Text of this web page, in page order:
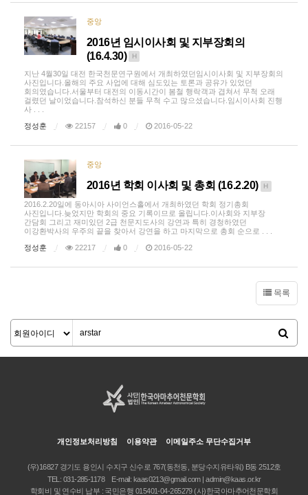
중앙
2016년 임시이사회 및 지부장회의
(16.4.30)
H
지난 4월30일 대전 한국천문연구원에서 개최하였던임시이사회 및 지부장회의
사진입니다.올해의 주요 사업에 대해 심도있는 토론과 공유가 있었던
회의였습니다.서울부터 대전의 이동시간이 봄철 행락객과 겹쳐서 무척 오래
걸렸던 날이었습니다.참석하신 분들 무척 수고 많으셨습니다.임시이사회 진행
사 . . .
정성훈
22157 0 2016-05-22
중앙
2016년 학회 이사회 및 총회 (16.2.20) H
2016.2.20일에 동아시아 사이언스홀에서 개최하였던 학회 정기총회
사진입니다.늦었지만 학회의 중요 기록이므로 올립니다.이사회와 지부장
간담회 그리고 재미있던 2급 천문지도사의 강연과 특히 경청하였던
이강환박사의 우주의 끝을 찾아서 강연을 하고 마지막으로 총회 순으로 . . .
정성훈
22217 0 2016-05-22
목록
개인정보처리방침 이용약관 이메일주소 무단수집거부
(우)16827 경기도 용인시 수지구 신수로 767(동천동, 분당수지유타워) B동 2512호
TEL: 031-285-1178 E-mail: kaas0213@gmail.com | admin@kaas.or.kr
학회비 및 연수비 납부 : 국민은행 015401-04-265279 (사)한국아마추어천문학회